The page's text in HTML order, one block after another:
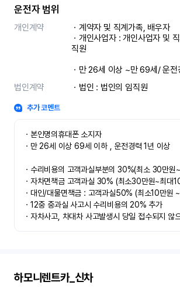
운전자 범위
개인계약
ㆍ계약자 및 직계가족, 배우자
ㆍ개인사업자 : 개인사업자 및
직원
ㆍ만 26세 이상 ~만 69세/ 운전
법인계약
ㆍ법인 : 법인의 임직원
추가 코멘트
ㆍ본인명의휴대폰 소지자
ㆍ만 26세 이상 69세 이하 , 운전경력 1년 이상
ㆍ수리비용의 고객과실부분의 30%(최소 30만원
ㆍ자차면책금 고객과실 30% (최소30만원~최대
ㆍ대인/대물면책금 : 고객과실50% (최소10만원
ㆍ12중 중과실 사고시 수리비용의 20% 추가
ㆍ자차사고, 차대차 사고발생시 당일 접수되지 않
하모니렌트카_신차